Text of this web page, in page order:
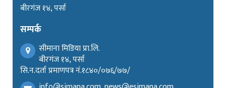
बीरगंज १४, पर्सा
सम्पर्क
सीमाना मिडिया प्रा.लि.
बीरगंज १४, पर्सा
सि.न.दर्ता प्रमाणपत्र नं.१८४०/०७६/७७/